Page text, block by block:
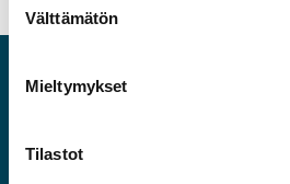
Välttämätön
Mieltymykset
Tilastot